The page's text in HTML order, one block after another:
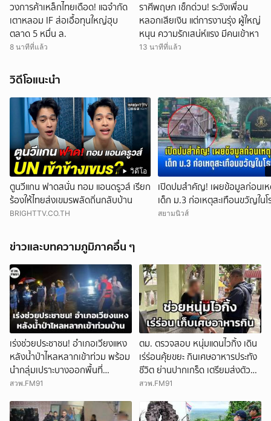
วงการค้าเหล็กไทยเดือด! แฉจำกัด
เตาหลอม IF ส่อเอื้อทุนใหญ่ฮุบ
ตลาด 5 หมื่น ล.
8 นาทีที่แล้ว
ราศีพฤษภ เช็กด่วน! ระวังเพื่อน
หลอกเสียเงิน แต่การงานรุ่ง ผู้ใหญ่
หนุน ความรักเสน่ห์แรง มีคนเข้าหา
13 นาทีที่แล้ว
วิดีโอแนะนำ
วิดีโอ
ตูนวีแกน ฟาดสนั่น ทอม แอนดรูวส์ เรียก
ร้องให้ไทยส่งเขมรพลัดถิ่นกลับบ้าน
BRIGHTTV.CO.TH
เปิดปมสำคัญ! เผยข้อมูลก่อนเ
เด็ก ม.3 ก่อเหตุสะเทือนขวัญในโ
สยามนิวส์
ข่าวและบทความภูมิภาคอื่น ๆ
เร่งช่วยประชาชน! อำเภอเวียงแหง
หลังน้ำป่าไหลหลากเข้าท่วม พร้อม
นำกลุ่มเปราะบางออกพื้นที่
ปลอดภัย-ประสาน ปภ. เฝ้าระวัง
สวพ.FM91
ตม. ตรวจสอบ หนุ่มแดนไวกิ้ง เดิน
เร่ร่อนคุ้ยขยะ กินเศษอาหารประทัง
ชีวิต ย่านปากเกร็ด เตรียมส่งตัว
กลับประเทศ เจ้าตัวขอบคุณวัด ชาว
สวพ.FM91